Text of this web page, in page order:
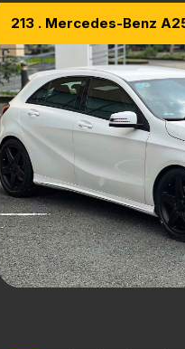
213 . Mercedes-Benz